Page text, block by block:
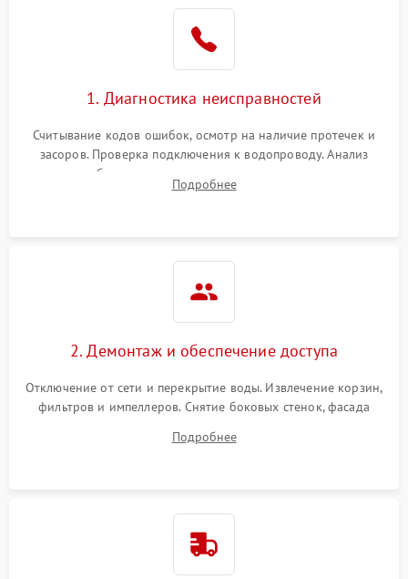
1. Диагностика неисправностей
Считывание кодов ошибок, осмотр на наличие протечек и
засоров. Проверка подключения к водопроводу. Анализ
жалоб на отсутствие слива, нагрева, вращения
разбрызгивателей или срабатывание системы защиты
Подробнее
2. Демонтаж и обеспечение доступа
Отключение от сети и перекрытие воды. Извлечение корзин,
фильтров и импеллеров. Снятие боковых стенок, фасада
циркуляционному насосу, ТЭНу и сливной помпе.
Подробнее